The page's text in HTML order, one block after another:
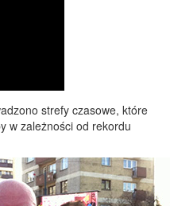
strefy czasowe, które
w zależności od rekordu